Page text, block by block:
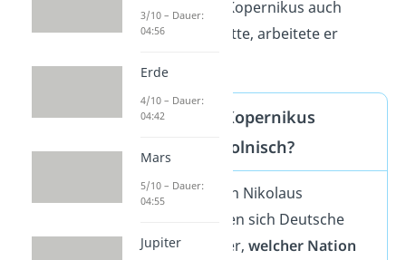
und Allenstein. Da Kopernikus auch
Medizin studiert hatte, arbeitete er
War Nikolaus Kopernikus
deutsch oder polnisch?
Nach dem Tod von Nikolaus
Kopernikus stritten sich Deutsche
und Polen darüber, welcher Nation
3/10 – Dauer:
04:56
Erde
4/10 – Dauer:
04:42
Mars
5/10 – Dauer:
04:55
Jupiter